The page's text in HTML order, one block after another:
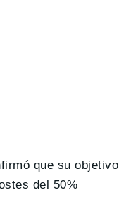
que su objetivo
del 50%